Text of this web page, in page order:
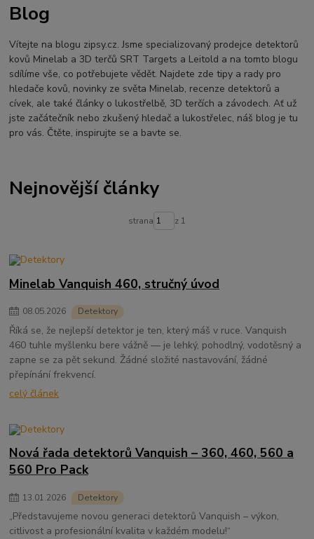
ÚSTÍ NAD LABEM
Jídlo na cesty
Mníšek u Liberece Karlovy Vary
Equinox 900
Soutěž o detektor
Severní Čechy
hledání pokladů
technologie Multi IQ
Blog
Vítejte na blogu zipsy.cz. Jsme specializovaný prodejce detektorů
kovů Minelab a 3D terčů SRT Targets a Leitold a na tomto blogu
sdílíme vše, co potřebujete vědět. Najdete zde tipy a rady pro
hledače kovů, novinky ze světa Minelab, recenze detektorů a
cívek, ale také články o lukostřelbě, 3D terčích a závodech. Ať už
jste začátečník nebo zkušený hledač a lukostřelec, náš blog je tu
pro vás. Čtěte, inspirujte se a bavte se.
Nejnovější články
strana z 1
Minelab Vanquish 460, stručný úvod
08.05.2026 Detektory
Říká se, že nejlepší detektor je ten, který máš v ruce. Vanquish
460 tuhle myšlenku bere vážně — je lehký, pohodlný, vodotěsný a
zapne se za pět sekund. Žádné složité nastavování, žádné
přepínání frekvencí.
celý článek
Nová řada detektorů Vanquish – 360, 460, 560 a
560 Pro Pack
13.01.2026 Detektory
„Představujeme novou generaci detektorů Vanquish – výkon,
citlivost a profesionální kvalita v každém modelu!“